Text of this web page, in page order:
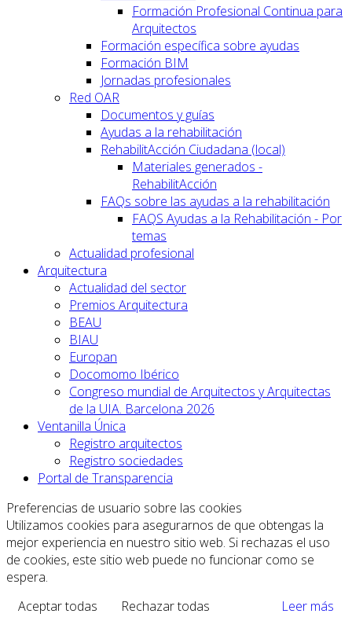
Formación Profesional Continua para
Arquitectos
Formación específica sobre ayudas
Formación BIM
Jornadas profesionales
Red OAR
Documentos y guías
Ayudas a la rehabilitación
RehabilitAcción Ciudadana (local)
Materiales generados -
RehabilitAcción
FAQs sobre las ayudas a la rehabilitación
FAQS Ayudas a la Rehabilitación - Por
temas
Actualidad profesional
Arquitectura
Actualidad del sector
Premios Arquitectura
BEAU
BIAU
Europan
Docomomo Ibérico
Congreso mundial de Arquitectos y Arquitectas
de la UIA. Barcelona 2026
Ventanilla Única
Registro arquitectos
Registro sociedades
Portal de Transparencia
Preferencias de usuario sobre las cookies
Utilizamos cookies para asegurarnos de que obtengas la
mejor experiencia en nuestro sitio web. Si rechazas el uso
de cookies, este sitio web puede no funcionar como se
espera.
Aceptar todas
Rechazar todas Leer más